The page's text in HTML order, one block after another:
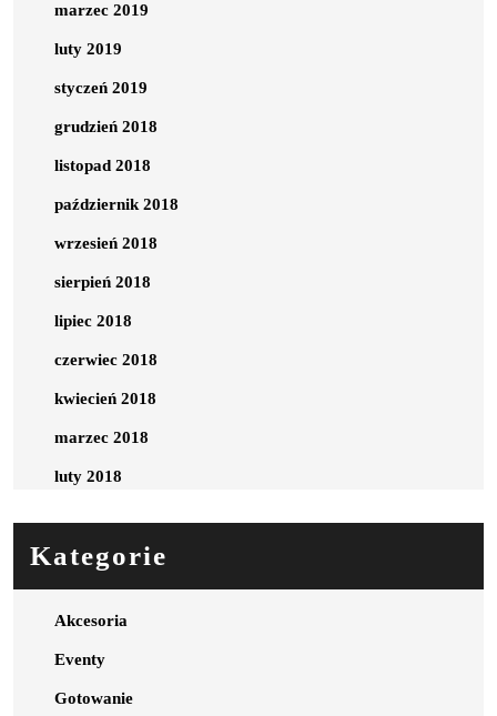
marzec 2019
luty 2019
styczeń 2019
grudzień 2018
listopad 2018
październik 2018
wrzesień 2018
sierpień 2018
lipiec 2018
czerwiec 2018
kwiecień 2018
marzec 2018
luty 2018
Kategorie
Akcesoria
Eventy
Gotowanie